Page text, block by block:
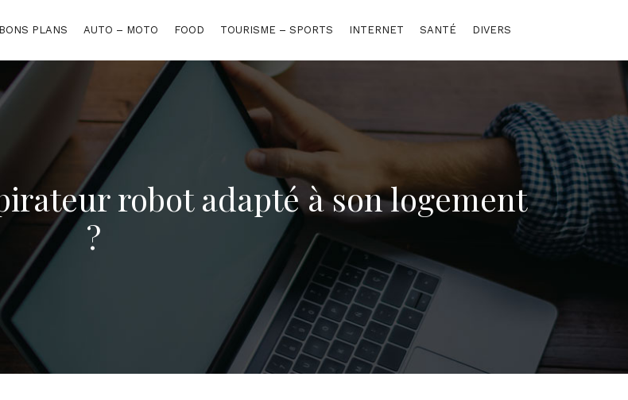
BONS PLANS AUTO – MOTO FOOD TOURISME – SPORTS INTERNET SANTÉ DIVERS
robot adapté à son logement
?